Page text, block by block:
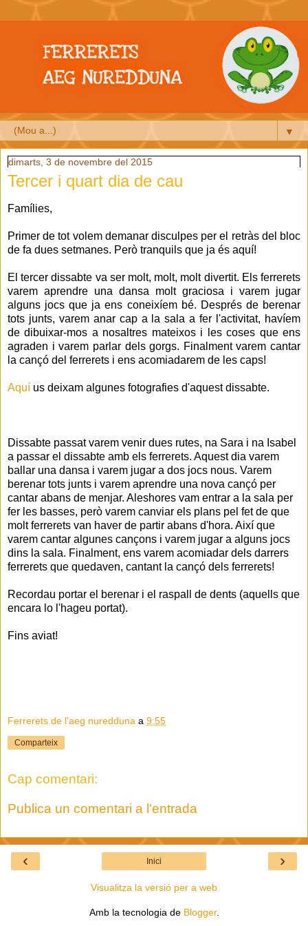
▼
dimarts, 3 de novembre del 2015
Tercer i quart dia de cau
Famílies,
Primer de tot volem demanar disculpes per el retràs del bloc
de fa dues setmanes. Però tranquils que ja és aquí!
El tercer dissabte va ser molt, molt, molt divertit. Els ferrerets
varem aprendre una dansa molt graciosa i varem jugar
alguns jocs que ja ens coneixíem bé. Després de berenar
tots junts, varem anar cap a la sala a fer l'activitat, havíem
de dibuixar-mos a nosaltres mateixos i les coses que ens
agraden i varem parlar dels gorgs. Finalment varem cantar
la cançó del ferrerets i ens acomiadarem de les caps!
Aquí us deixam algunes fotografies d'aquest dissabte.
Dissabte passat varem venir dues rutes, na Sara i na Isabel
a passar el dissabte amb els ferrerets. Aquest dia varem
ballar una dansa i varem jugar a dos jocs nous. Varem
berenar tots junts i varem aprendre una nova cançó per
cantar abans de menjar. Aleshores vam entrar a la sala per
fer les basses, però varem canviar els plans pel fet de que
molt ferrerets van haver de partir abans d'hora. Així que
varem cantar algunes cançons i varem jugar a alguns jocs
dins la sala. Finalment, ens varem acomiadar dels darrers
ferrerets que quedaven, cantant la cançó dels ferrerets!
Recordau portar el berenar i el raspall de dents (aquells que
encara lo l'hageu portat).
Fins aviat!
Ferrerets de l'aeg nuredduna a 9:55
Comparteix
Cap comentari:
Publica un comentari a l'entrada
‹ ›
Inici
Visualitza la versió per a web
Amb la tecnologia de Blogger.